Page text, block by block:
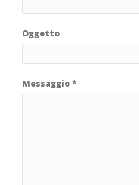
Oggetto
Messaggio *